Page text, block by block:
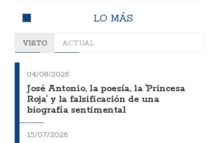
LO MÁS
VISTO ACTUAL
04/08/2026
José Antonio, la poesía, la 'Princesa
Roja' y la falsificación de una
biografía sentimental
15/07/2026